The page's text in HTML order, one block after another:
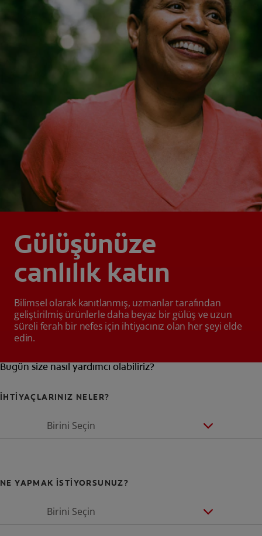
Gülüşünüze
canlılık katın
Bilimsel olarak kanıtlanmış, uzmanlar tarafından
geliştirilmiş ürünlerle daha beyaz bir gülüş ve uzun
süreli ferah bir nefes için ihtiyacınız olan her şeyi elde
edin.
Bugün size nasıl yardımcı olabiliriz?
İHTİYAÇLARINIZ NELER?
Birini Seçin
NE YAPMAK İSTİYORSUNUZ?
Birini Seçin